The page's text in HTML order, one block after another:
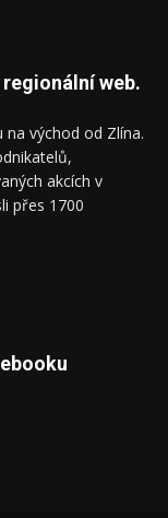
web.
východ od Zlína.
akcích v
přes 1700